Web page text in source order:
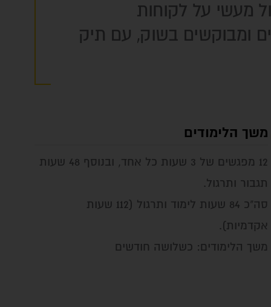
מעשי על לקוחות
ומבוקשים בשוק, עם תיק
משך הלימודים
12 מפגשים של 3 שעות כל אחד, ובנוסף 48 שעות
תגבור ותרגול.
סה"כ 84 שעות לימוד ותרגול (112 שעות
אקדמיות).
משך הלימודים: כשלושה חודשים